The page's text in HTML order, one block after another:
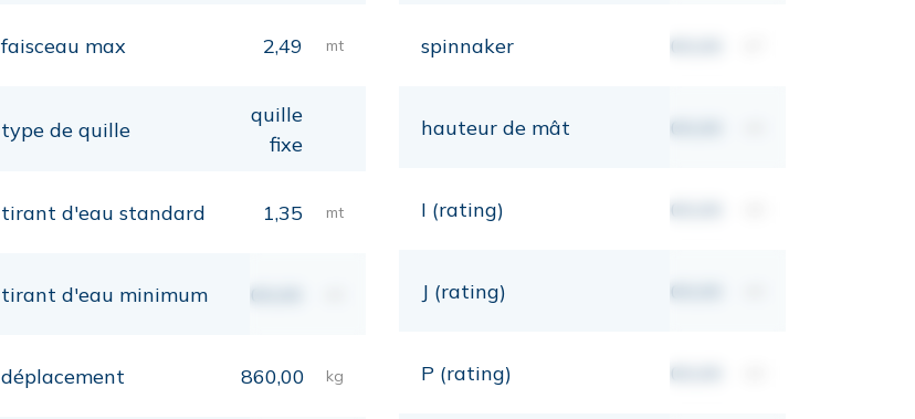
faisceau max 2,49 mt
type de quille
quille
fixe
tirant d'eau standard 1,35 mt
tirant d'eau minimum 00,00
déplacement 860,00 kg
spinnaker 00,00
hauteur de mât 00,00
I (rating) 00,00
J (rating) 00,00
P (rating) 00,00